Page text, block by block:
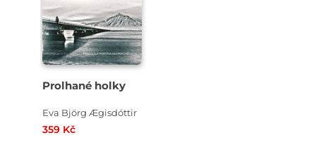
Prolhané holky
Eva Björg Ægisdóttir
359 Kč